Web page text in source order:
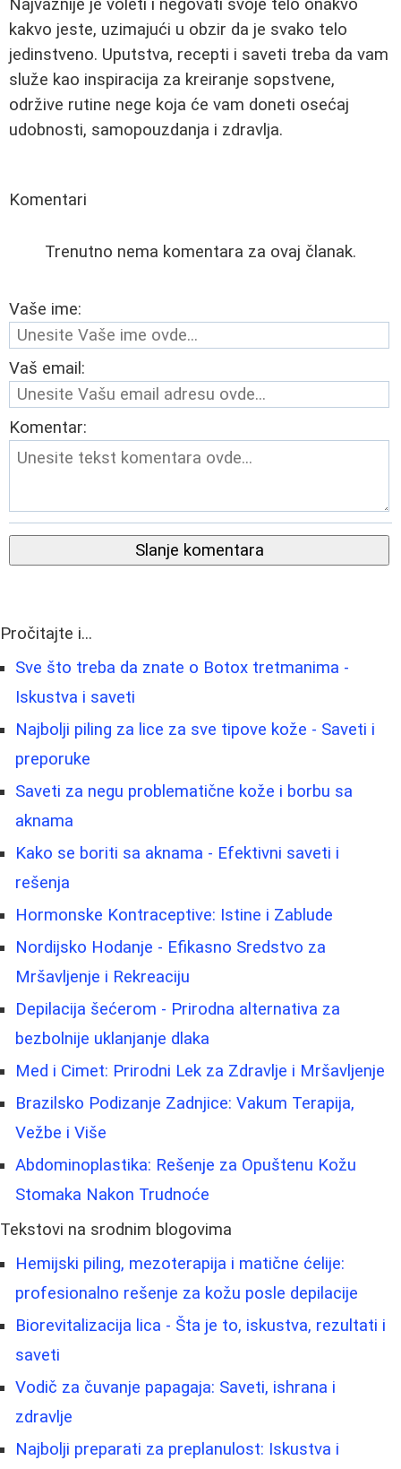
Najvažnije je voleti i negovati svoje telo onakvo
kakvo jeste, uzimajući u obzir da je svako telo
jedinstveno. Uputstva, recepti i saveti treba da vam
služe kao inspiracija za kreiranje sopstvene,
održive rutine nege koja će vam doneti osećaj
udobnosti, samopouzdanja i zdravlja.
Komentari
Trenutno nema komentara za ovaj članak.
Vaše ime:
Vaš email:
Komentar:
Slanje komentara
Pročitajte i...
Sve što treba da znate o Botox tretmanima -
Iskustva i saveti
Najbolji piling za lice za sve tipove kože - Saveti i
preporuke
Saveti za negu problematične kože i borbu sa
aknama
Kako se boriti sa aknama - Efektivni saveti i
rešenja
Hormonske Kontraceptive: Istine i Zablude
Nordijsko Hodanje - Efikasno Sredstvo za
Mršavljenje i Rekreaciju
Depilacija šećerom - Prirodna alternativa za
bezbolnije uklanjanje dlaka
Med i Cimet: Prirodni Lek za Zdravlje i Mršavljenje
Brazilsko Podizanje Zadnjice: Vakum Terapija,
Vežbe i Više
Abdominoplastika: Rešenje za Opuštenu Kožu
Stomaka Nakon Trudnoće
Tekstovi na srodnim blogovima
Hemijski piling, mezoterapija i matične ćelije:
profesionalno rešenje za kožu posle depilacije
Biorevitalizacija lica - Šta je to, iskustva, rezultati i
saveti
Vodič za čuvanje papagaja: Saveti, ishrana i
zdravlje
Najbolji preparati za preplanulost: Iskustva i